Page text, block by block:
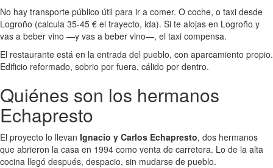
No hay transporte público útil para ir a comer. O coche, o taxi desde
Logroño (calcula 35-45 € el trayecto, ida). Si te alojas en Logroño y
vas a beber vino —y vas a beber vino—, el taxi compensa.
El restaurante está en la entrada del pueblo, con aparcamiento propio.
Edificio reformado, sobrio por fuera, cálido por dentro.
Quiénes son los hermanos
Echapresto
El proyecto lo llevan Ignacio y Carlos Echapresto, dos hermanos
que abrieron la casa en 1994 como venta de carretera. Lo de la alta
cocina llegó después, despacio, sin mudarse de pueblo.